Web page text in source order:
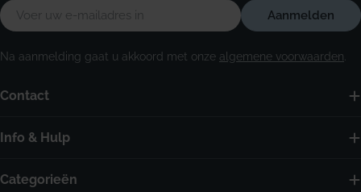
Contact
Info & Hulp
Categorieën
E-
mail
Aanmelden
Na aanmelding gaat u akkoord met onze algemene voorwaarden